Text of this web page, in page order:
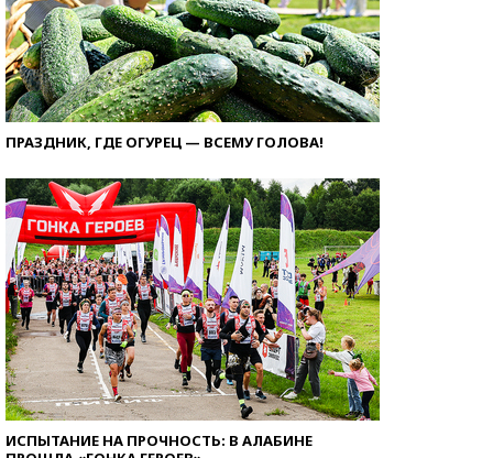
ПРАЗДНИК, ГДЕ ОГУРЕЦ — ВСЕМУ ГОЛОВА!
ИСПЫТАНИЕ НА ПРОЧНОСТЬ: В АЛАБИНЕ